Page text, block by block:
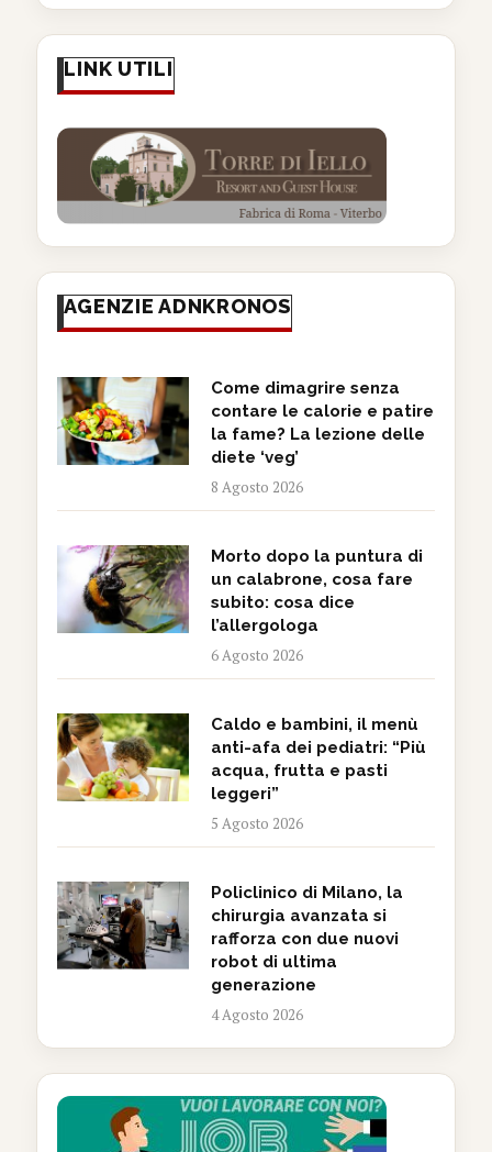
LINK UTILI
AGENZIE ADNKRONOS
Come dimagrire senza
contare le calorie e patire
la fame? La lezione delle
diete ‘veg’
8 Agosto 2026
Morto dopo la puntura di
un calabrone, cosa fare
subito: cosa dice
l’allergologa
6 Agosto 2026
Caldo e bambini, il menù
anti-afa dei pediatri: “Più
acqua, frutta e pasti
leggeri”
5 Agosto 2026
Policlinico di Milano, la
chirurgia avanzata si
rafforza con due nuovi
robot di ultima
generazione
4 Agosto 2026